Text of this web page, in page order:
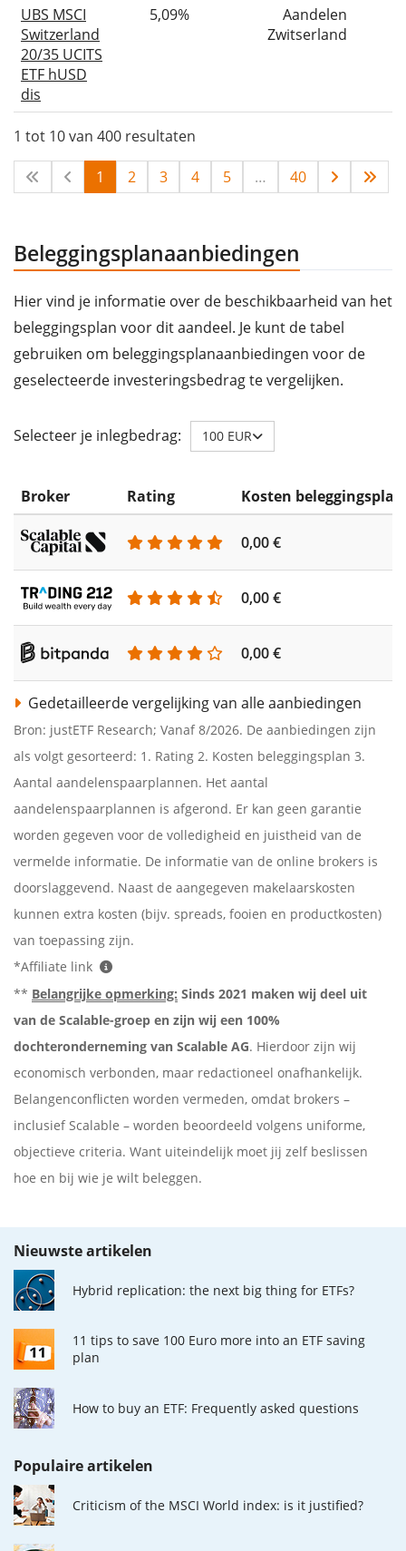
UBS MSCI
Switzerland
20/35 UCITS
ETF hUSD
dis
5,09%
Aandelen
Zwitserland
1 tot 10 van 400 resultaten
1 2 3 4 5 … 40
Beleggingsplanaanbiedingen
Hier vind je informatie over de beschikbaarheid van het
beleggingsplan voor dit aandeel. Je kunt de tabel
gebruiken om beleggingsplanaanbiedingen voor de
geselecteerde investeringsbedrag te vergelijken.
Selecteer je inlegbedrag: 100 EUR
Broker Rating Kosten beleggingsplan
0,00 €
0,00 €
0,00 €
Gedetailleerde vergelijking van alle aanbiedingen
Bron: justETF Research; Vanaf 8/2026. De aanbiedingen zijn
als volgt gesorteerd: 1. Rating 2. Kosten beleggingsplan 3.
Aantal aandelenspaarplannen. Het aantal
aandelenspaarplannen is afgerond. Er kan geen garantie
worden gegeven voor de volledigheid en juistheid van de
vermelde informatie. De informatie van de online brokers is
doorslaggevend. Naast de aangegeven makelaarskosten
kunnen extra kosten (bijv. spreads, fooien en productkosten)
van toepassing zijn.
*Affiliate link
** Belangrijke opmerking: Sinds 2021 maken wij deel uit
van de Scalable-groep en zijn wij een 100%
dochteronderneming van Scalable AG. Hierdoor zijn wij
economisch verbonden, maar redactioneel onafhankelijk.
Belangenconflicten worden vermeden, omdat brokers –
inclusief Scalable – worden beoordeeld volgens uniforme,
objectieve criteria. Want uiteindelijk moet jij zelf beslissen
hoe en bij wie je wilt beleggen.
Nieuwste artikelen
Hybrid replication: the next big thing for ETFs?
11 tips to save 100 Euro more into an ETF saving
plan
How to buy an ETF: Frequently asked questions
Populaire artikelen
Criticism of the MSCI World index: is it justified?